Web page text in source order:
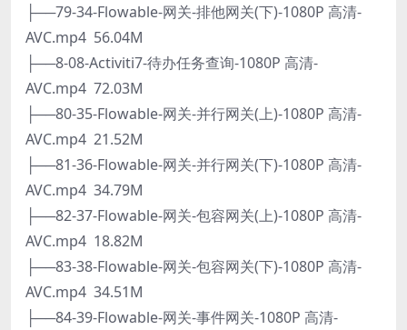
├──79-34-Flowable-网关-排他网关(下)-1080P 高清-
AVC.mp4 56.04M
├──8-08-Activiti7-待办任务查询-1080P 高清-
AVC.mp4 72.03M
├──80-35-Flowable-网关-并行网关(上)-1080P 高清-
AVC.mp4 21.52M
├──81-36-Flowable-网关-并行网关(下)-1080P 高清-
AVC.mp4 34.79M
├──82-37-Flowable-网关-包容网关(上)-1080P 高清-
AVC.mp4 18.82M
├──83-38-Flowable-网关-包容网关(下)-1080P 高清-
AVC.mp4 34.51M
├──84-39-Flowable-网关-事件网关-1080P 高清-